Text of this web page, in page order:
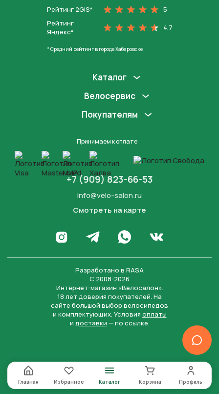
Рейтинг 2GIS*
5
Рейтинг
Яндекс*
4.7
* Средний рейтинг в городе Хабаровске
Каталог
Велосервис
Покупателям
Принимаем к оплате
+7 (909) 823-66-53
info@velo-salon.ru
Смотреть на карте
Перейти в Инстаграм
Написать в Телеграм
Написать в WhatsApp
Перейти во
Разработано в RASA
С 2008-2026
Интернет-магазин «Велосалон».
18 лет доверия покупателей. На
сайте большой выбор велосипедов
и комплектующих. Условия оплаты
и доставки — по ссылке.
Главная Избранное Каталог Корзина Профиль
Нажимая на кнопку “Отправить заявку”, вы даете
согласие на обработку персональных данных и
соглашаетесь с политикой конфиденциальности